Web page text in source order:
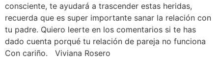
consciente, te ayudará a trascender estas heridas,
recuerda que es super importante sanar la relación con
tu padre. Quiero leerte en los comentarios si te has
dado cuenta porqué tu relación de pareja no funciona
Con cariño. Viviana Rosero